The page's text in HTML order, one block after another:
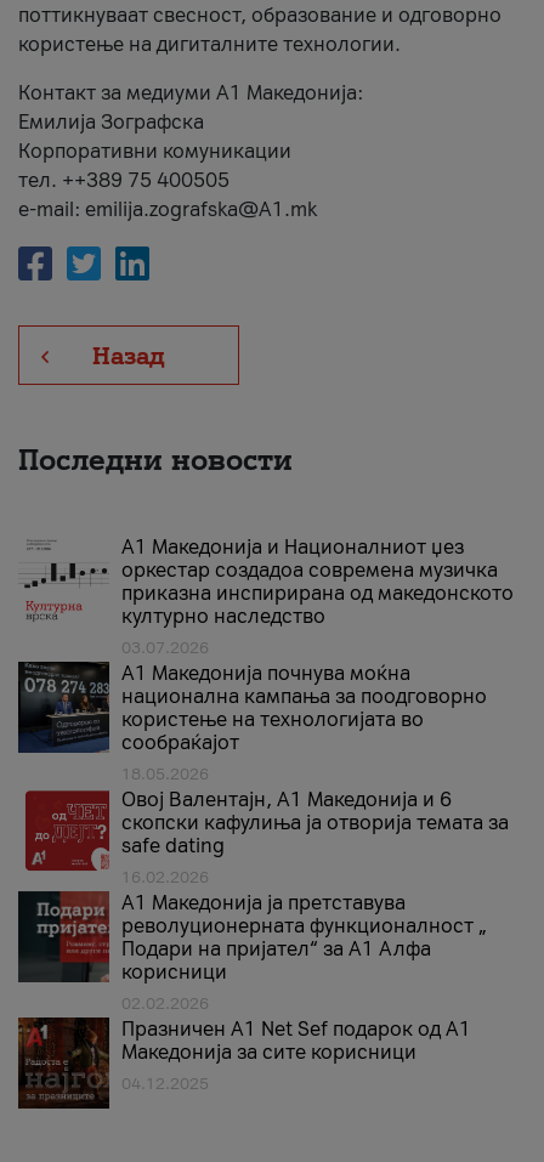
поттикнуваат свесност, образование и одговорно
користење на дигиталните технологии.
Контакт за медиуми А1 Македонија:
Емилија Зографска
Корпоративни комуникации
тел. ++389 75 400505
e-mail: emilija.zografska@A1.mk
Назад
Последни новости
А1 Македонија и Националниот џез
оркестар создадоа современа музичка
приказна инспирирана од македонското
културно наследство
03.07.2026
A1 Македонија почнува моќна
национална кампања за поодговорно
користење на технологијата во
сообраќајот
18.05.2026
Овој Валентајн, A1 Македонија и 6
скопски кафулиња ја отворија темата за
safe dating
16.02.2026
А1 Македонија ја претставува
револуционерната функционалност „
Подари на пријател“ за А1 Алфа
корисници
02.02.2026
Празничен A1 Net Sеf подарок од А1
Македонија за сите корисници
04.12.2025